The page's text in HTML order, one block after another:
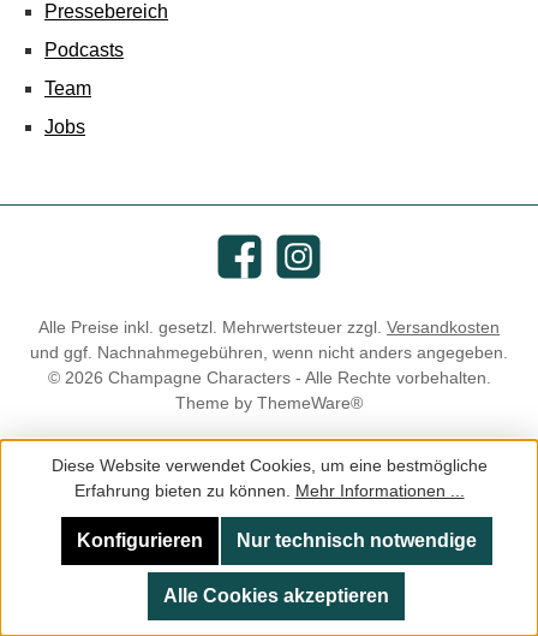
Pressebereich
Podcasts
Team
Jobs
FacebookInstagram
Alle Preise inkl. gesetzl. Mehrwertsteuer zzgl. Versandkosten
und ggf. Nachnahmegebühren, wenn nicht anders angegeben.
© 2026 Champagne Characters - Alle Rechte vorbehalten.
Theme by ThemeWare®
Diese Website verwendet Cookies, um eine bestmögliche
Erfahrung bieten zu können. Mehr Informationen ...
Nur technisch notwendige
Konfigurieren
Alle Cookies akzeptieren